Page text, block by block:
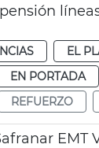
EL
EN PORTADA
REFUERZO
EMT